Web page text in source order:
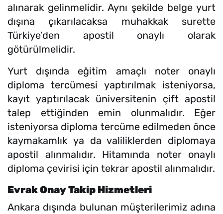
alınarak gelinmelidir. Aynı şekilde belge yurt
dışına çıkarılacaksa muhakkak surette
Türkiye’den apostil onaylı olarak
götürülmelidir.
Yurt dışında eğitim amaçlı noter onaylı
diploma tercümesi yaptırılmak isteniyorsa,
kayıt yaptırılacak üniversitenin çift apostil
talep ettiğinden emin olunmalıdır. Eğer
isteniyorsa diploma tercüme edilmeden önce
kaymakamlık ya da valiliklerden diplomaya
apostil alınmalıdır. Hitamında noter onaylı
diploma çevirisi için tekrar apostil alınmalıdır.
Evrak Onay Takip Hizmetleri
Ankara dışında bulunan müşterilerimiz adına